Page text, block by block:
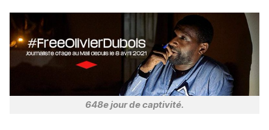
648e jour de captivité.